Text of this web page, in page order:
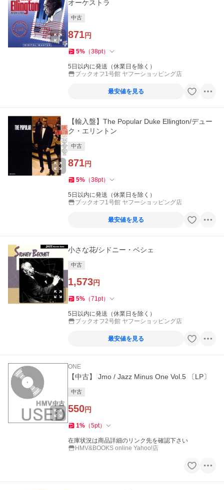
オーケストラ
中古
871円
5% （38pt）
5日以内に発送（休業日を除く）
ブックオフ1号館 ヤフーショッピング店
最安値を見る
【輸入盤】The Popular Duke Ellington/デュー
ク・エリントン
中古
871円
5% （38pt）
5日以内に発送（休業日を除く）
ブックオフ1号館 ヤフーショッピング店
最安値を見る
小さな花/シドニー・ベシェ
中古
1,573円
5% （71pt）
5日以内に発送（休業日を除く）
ブックオフ2号館 ヤフーショッピング店
最安値を見る
ONE
【中古】 Jmo / Jazz Minus One Vol.5 〔LP〕
中古
550円
1% （5pt）
在庫状況は商品詳細のリンク先を確認下さい
HMV&BOOKS online Yahoo!店